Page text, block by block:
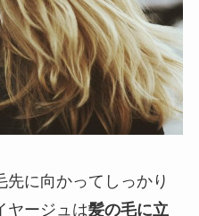
に向かってしっかり
ヤージュは髪の毛に立